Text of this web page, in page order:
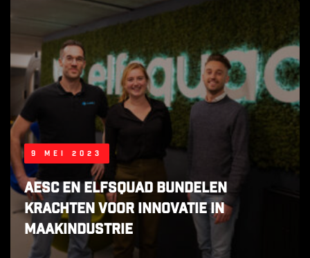
9 mei 2023
AESC en Elfsquad bundelen
krachten voor innovatie in
maakindustrie